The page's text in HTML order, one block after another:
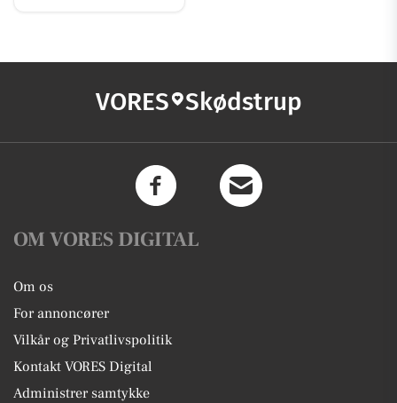
VORES Skødstrup
OM VORES DIGITAL
Om os
For annoncører
Vilkår og Privatlivspolitik
Kontakt VORES Digital
Administrer samtykke